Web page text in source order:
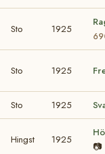
Sto 1925
Sto 1925
Sto 1925
Hingst 1925
📷